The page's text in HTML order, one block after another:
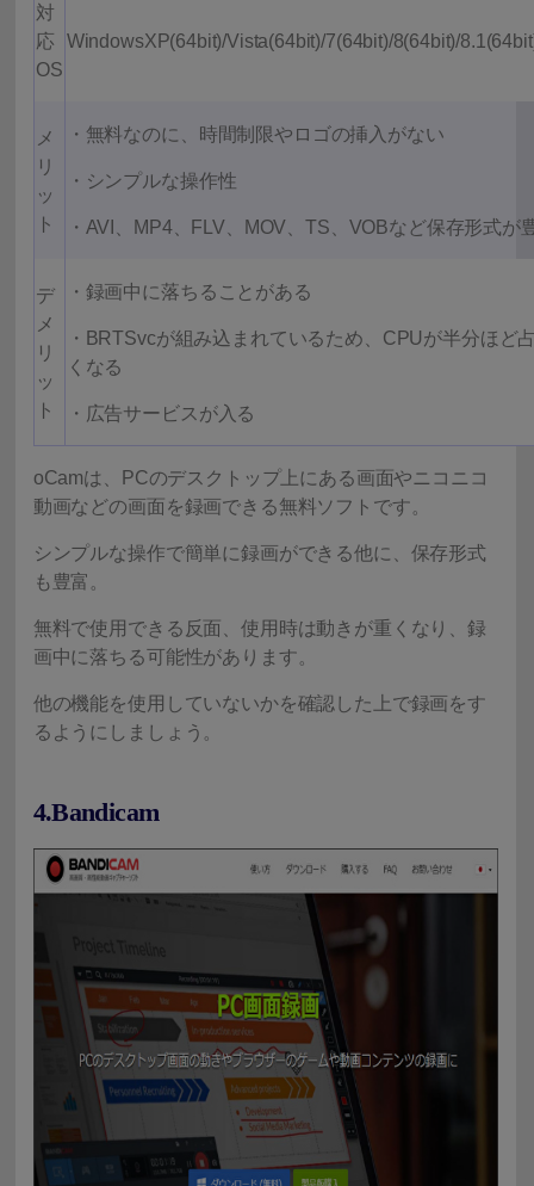
対
応
OS
WindowsXP(64bit)/Vista(64bit)/7(64bit)/8(64bit)/
メ
リ
ッ
ト
・無料なのに、時間制限やロゴの挿入がない
・シンプルな操作性
・AVI、MP4、FLV、MOV、TS、VOBなど保存形式が
デ
メ
リ
ッ
ト
・録画中に落ちることがある
・BRTSvcが組み込まれているため、CPUが半分ほど
くなる
・広告サービスが入る
oCamは、PCのデスクトップ上にある画面やニコニコ
動画などの画面を録画できる無料ソフトです。
シンプルな操作で簡単に録画ができる他に、保存形式
も豊富。
無料で使用できる反面、使用時は動きが重くなり、録
画中に落ちる可能性があります。
他の機能を使用していないかを確認した上で録画をす
るようにしましょう。
4.Bandicam